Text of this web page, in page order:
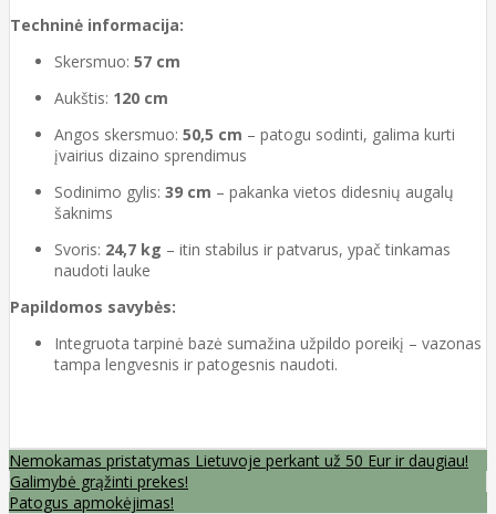
Techninė informacija:
Skersmuo: 57 cm
Aukštis: 120 cm
Angos skersmuo: 50,5 cm – patogu sodinti, galima kurti
įvairius dizaino sprendimus
Sodinimo gylis: 39 cm – pakanka vietos didesnių augalų
šaknims
Svoris: 24,7 kg – itin stabilus ir patvarus, ypač tinkamas
naudoti lauke
Papildomos savybės:
Integruota tarpinė bazė sumažina užpildo poreikį – vazonas
tampa lengvesnis ir patogesnis naudoti.
Nemokamas pristatymas Lietuvoje perkant už 50 Eur ir daugiau!
Galimybė grąžinti prekes!
Patogus apmokėjimas!